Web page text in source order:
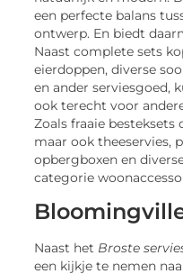
een perfecte balans
ontwerp. En biedt
Naast complete sets
eierdoppen, diverse
en ander serviesgoed,
ook terecht voor
Zoals fraaie besteksets
maar ook theeservies,
opbergboxen en
categorie
Naast het Broste
een kijkje te nemen